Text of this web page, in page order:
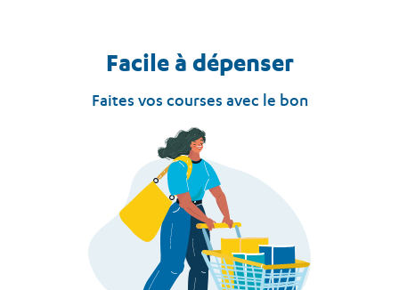
Facile à dépenser
Faites vos courses avec le bon